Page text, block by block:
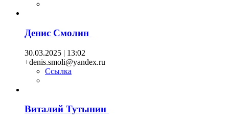
Денис Смолин
30.03.2025 | 13:02
+denis.smoli@yandex.ru
Ссылка
Виталий Тутынин